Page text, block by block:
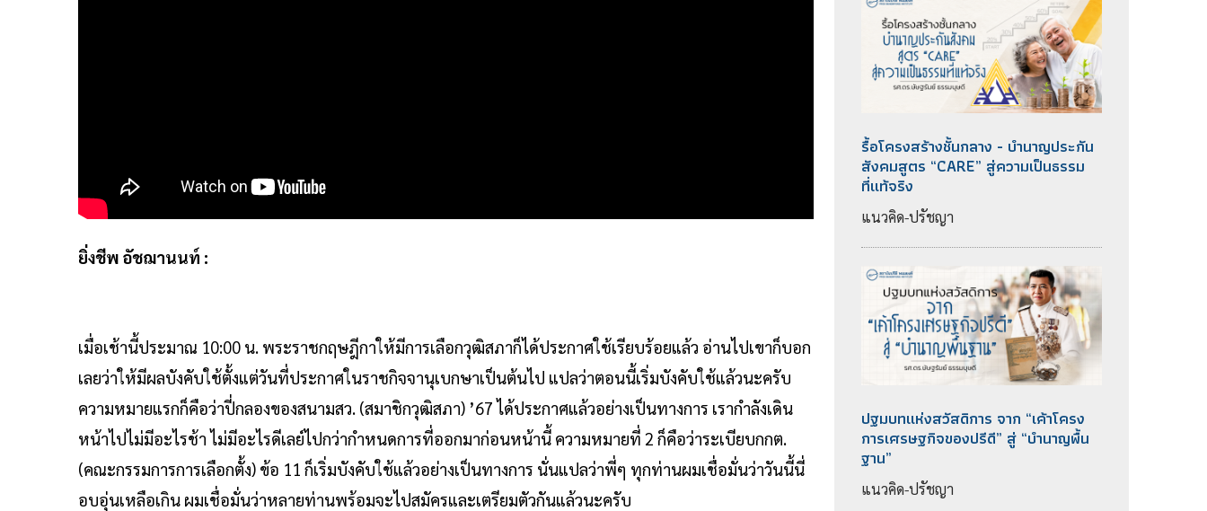
ยิ่งชีพ อัชฌานนท์ :
เมื่อเช้านี้ประมาณ 10:00 น. พระราชกฤษฎีกาให้มีการเลือกวุฒิสภาก็ได้ประกาศใช้เรียบร้อยแล้ว อ่านไปเขาก็บอก
เลยว่าให้มีผลบังคับใช้ตั้งแต่วันที่ประกาศในราชกิจจานุเบกษาเป็นต้นไป แปลว่าตอนนี้เริ่มบังคับใช้แล้วนะครับ
ความหมายแรกก็คือว่าปี่กลองของสนามสว. (สมาชิกวุฒิสภา) ’67 ได้ประกาศแล้วอย่างเป็นทางการ เรากำลังเดิน
หน้าไปไม่มีอะไรช้า ไม่มีอะไรดีเลย์ไปกว่ากำหนดการที่ออกมาก่อนหน้านี้ ความหมายที่ 2 ก็คือว่าระเบียบกกต.
(คณะกรรมการการเลือกตั้ง) ข้อ 11 ก็เริ่มบังคับใช้แล้วอย่างเป็นทางการ นั่นแปลว่าพี่ๆ ทุกท่านผมเชื่อมั่นว่าวันนี้นี่
อบอุ่นเหลือเกิน ผมเชื่อมั่นว่าหลายท่านพร้อมจะไปสมัครและเตรียมตัวกันแล้วนะครับ
รื้อโครงสร้างชั้นกลาง - บำนาญประกัน
สังคมสูตร “CARE” สู่ความเป็นธรรม
ที่แท้จริง
แนวคิด-ปรัชญา
ปฐมบทแห่งสวัสดิการ จาก “เค้าโครง
การเศรษฐกิจของปรีดี” สู่ “บำนาญพื้น
ฐาน”
แนวคิด-ปรัชญา